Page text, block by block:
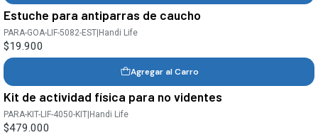
Estuche para antiparras de caucho
PARA-GOA-LIF-5082-EST|Handi Life
$19.900
Agregar al Carro
Kit de actividad física para no videntes
PARA-KIT-LIF-4050-KIT Handi Life
$479.000